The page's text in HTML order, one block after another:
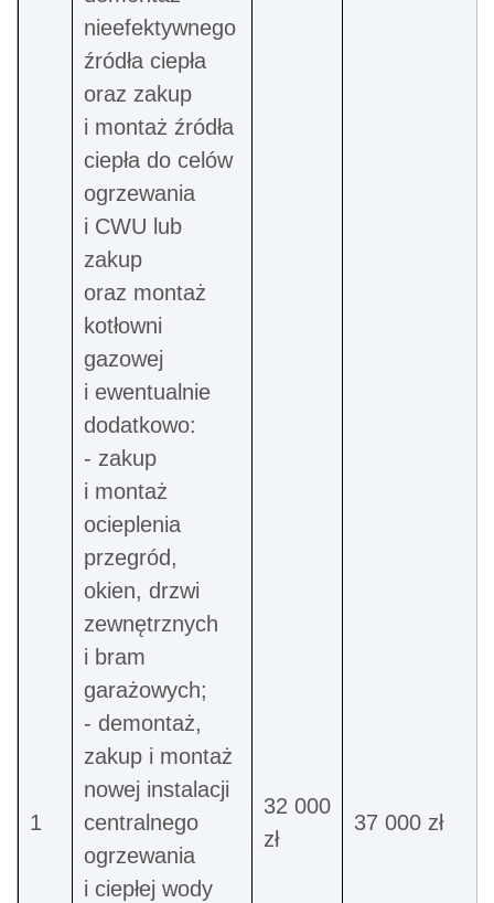
1
nieefektywnego
źródła ciepła
oraz zakup
i montaż źródła
ciepła do celów
ogrzewania
i CWU lub
zakup
oraz montaż
kotłowni
gazowej
i ewentualnie
dodatkowo:
- zakup
i montaż
ocieplenia
przegród,
okien, drzwi
zewnętrznych
i bram
garażowych;
- demontaż,
zakup i montaż
nowej instalacji
centralnego
ogrzewania
i ciepłej wody
32 000
zł
37 000 zł